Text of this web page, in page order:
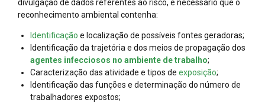
divulgação de dados referentes ao risco, é necessário que o
reconhecimento ambiental contenha:
Identificação e localização de possíveis fontes geradoras;
Identificação da trajetória e dos meios de propagação dos
agentes infecciosos no ambiente de trabalho;
Caracterização das atividade e tipos de exposição;
Identificação das funções e determinação do número de
trabalhadores expostos;